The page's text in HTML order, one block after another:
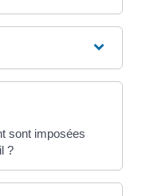
sont imposées
?